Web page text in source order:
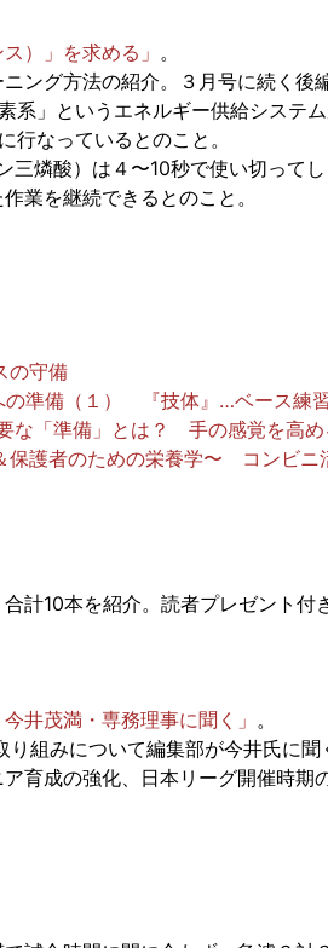
）」を求める」 。
ング方法の紹介。３月号に続く後
系」というエネルギー供給システ
行なっているとのこと。
三燐酸）は４〜10秒で使い切って
業を継続できるとのこと。
の守備
準備（１） 『技体』…ベース練習
な「準備」とは？ 手の感覚を高め
護者のための栄養学〜 コンビニ
計10本を紹介。読者プレゼント付き
茂満・専務理事に聞く」 。
組みについて編集部が今井氏に聞
育成の強化、日本リーグ開催時期